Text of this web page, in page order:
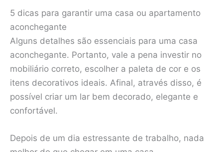
5 dicas para garantir uma casa ou apartamento
aconchegante
Alguns detalhes são essenciais para uma casa
aconchegante. Portanto, vale a pena investir no
mobiliário correto, escolher a paleta de cor e os
itens decorativos ideais. Afinal, através disso, é
possível criar um lar bem decorado, elegante e
confortável.
Depois de um dia estressante de trabalho, nada